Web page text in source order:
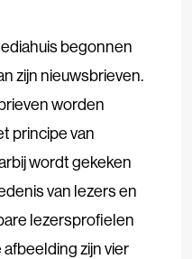
begonnen
zijn nieuwsbrieven.
worden
principe van
wordt gekeken
van lezers en
lezersprofielen
zijn vier